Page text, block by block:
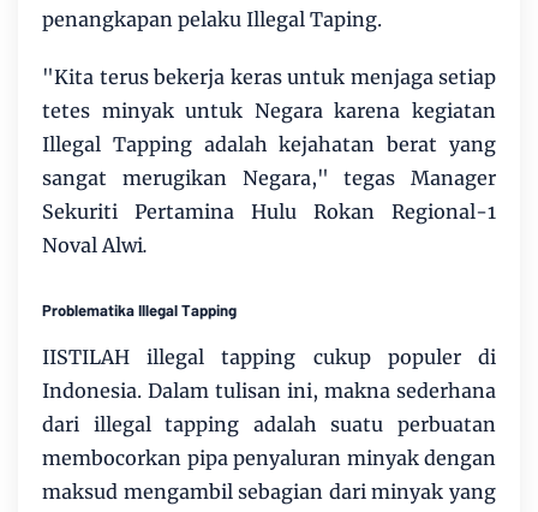
penangkapan pelaku Illegal Taping.
"Kita terus bekerja keras untuk menjaga setiap
tetes minyak untuk Negara karena kegiatan
Illegal Tapping adalah kejahatan berat yang
sangat merugikan Negara," tegas Manager
Sekuriti Pertamina Hulu Rokan Regional-1
Noval Alwi.
Problematika Illegal Tapping
IISTILAH illegal tapping cukup populer di
Indonesia. Dalam tulisan ini, makna sederhana
dari illegal tapping adalah suatu perbuatan
membocorkan pipa penyaluran minyak dengan
maksud mengambil sebagian dari minyak yang